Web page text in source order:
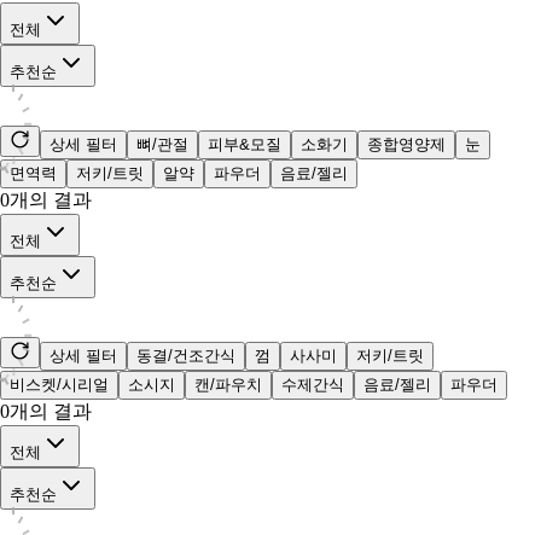
전체
추천순
상세 필터 뼈/관절 피부&모질 소화기 종합영양제
눈
면역력
저키/트릿 알약 파우더 음료/젤리
0개의 결과
전체
추천순
상세 필터 동결/건조간식 껌 사사미
저키/트릿
비스켓/시리얼
소시지 캔/파우치 수제간식 음료/젤리 파우더
0개의 결과
전체
추천순